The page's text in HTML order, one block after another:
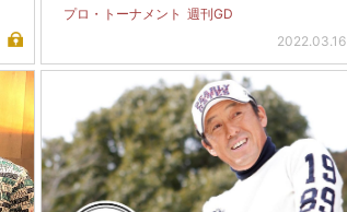
プロ・トーナメント 週刊GD
2022.03.16